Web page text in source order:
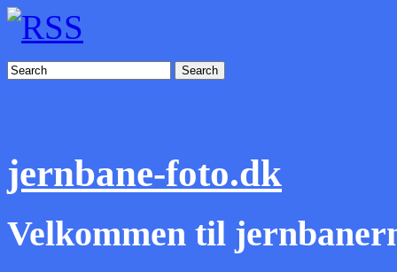
Search
jernbane-foto.dk
Velkommen til